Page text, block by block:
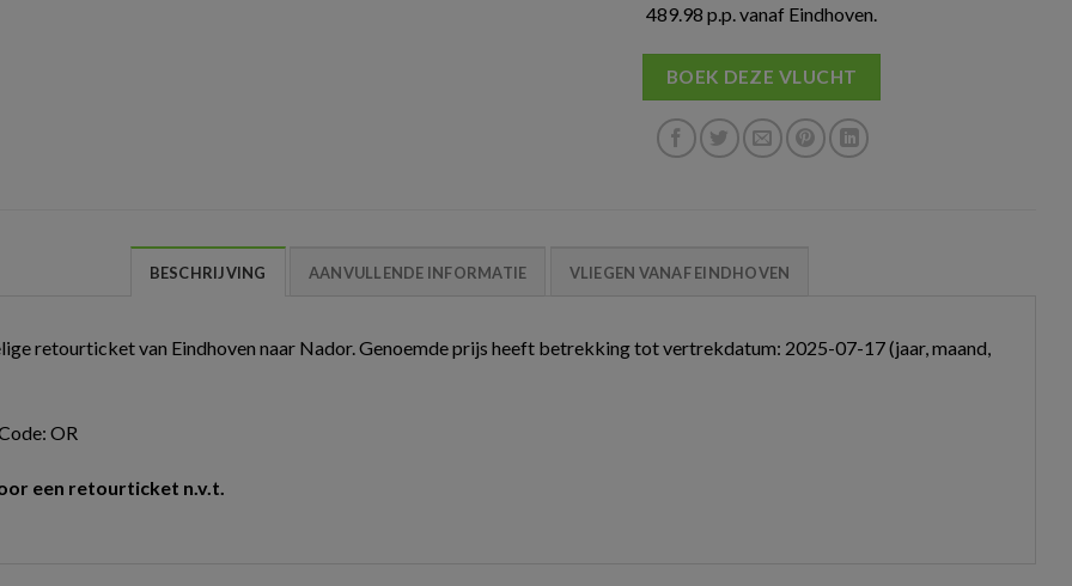
489.98 p.p. vanaf Eindhoven.
BOEK DEZE VLUCHT
BESCHRIJVING AANVULLENDE INFORMATIE VLIEGEN VANAF EINDHOVEN
retourticket van Eindhoven naar Nador. Genoemde prijs heeft betrekking tot vertrekdatum: 2025-07-17 (jaar, maand,
OR
een retourticket n.v.t.